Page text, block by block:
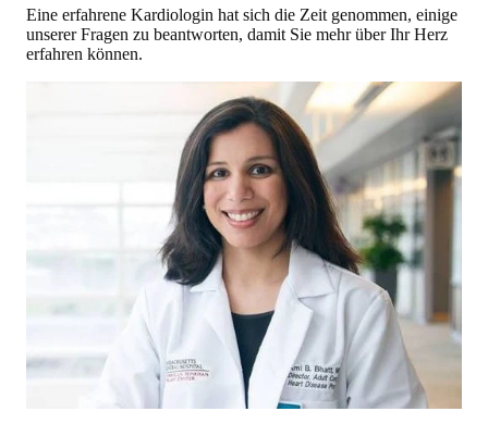
Eine erfahrene Kardiologin hat sich die Zeit genommen, einige
unserer Fragen zu beantworten, damit Sie mehr über Ihr Herz
erfahren können.